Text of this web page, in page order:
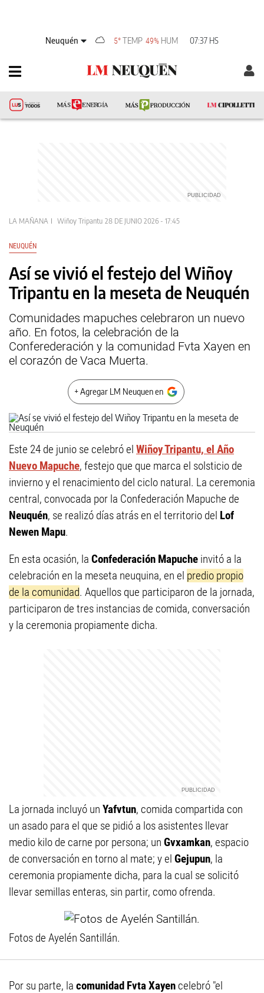
Neuquén 5°TEMP 49% HUM 07:37 HS
LA MAÑANA Wiñoy Tripantu 28 DE JUNIO 2026 - 17:45
NEUQUÉN
Así se vivió el festejo del Wiñoy
Tripantu en la meseta de Neuquén
Comunidades mapuches celebraron un nuevo
año. En fotos, la celebración de la
Conferederación y la comunidad Fvta Xayen en
el corazón de Vaca Muerta.
+ Agregar LM Neuquen en
Este 24 de junio se celebró el Wiñoy Tripantu, el Año
Nuevo Mapuche, festejo que que marca el solsticio de
invierno y el renacimiento del ciclo natural. La ceremonia
central, convocada por la Confederación Mapuche de
Neuquén, se realizó días atrás en el territorio del Lof
Newen Mapu.
En esta ocasión, la Confederación Mapuche invitó a la
celebración en la meseta neuquina, en el predio propio
de la comunidad. Aquellos que participaron de la jornada,
participaron de tres instancias de comida, conversación
y la ceremonia propiamente dicha.
La jornada incluyó un Yafvtun, comida compartida con
un asado para el que se pidió a los asistentes llevar
medio kilo de carne por persona; un Gvxamkan, espacio
de conversación en torno al mate; y el Gejupun, la
ceremonia propiamente dicha, para la cual se solicitó
llevar semillas enteras, sin partir, como ofrenda.
Fotos de Ayelén Santillán.
Por su parte, la comunidad Fvta Xayen celebró "el